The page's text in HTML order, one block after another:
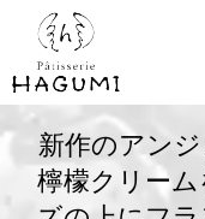
新作のアン
檸檬クリー